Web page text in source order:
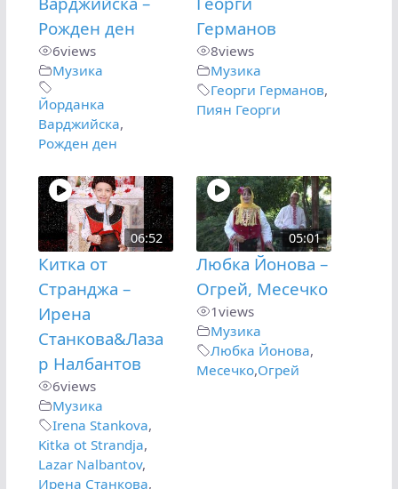
Рожден ден
6views
Музика
Йорданка
Варджийска,
Рожден ден
Германов
8views
Музика
Георги Германов,
Пиян Георги
06:52
Китка от
Странджа –
Ирена
Станкова&Лаза
р Налбантов
6views
Музика
Irena Stankova,
Kitka ot Strandja,
Lazar Nalbantov,
Ирена Станкова,
05:01
Любка Йонова –
Огрей, Месечко
1views
Музика
Любка Йонова,
Месечко,Огрей